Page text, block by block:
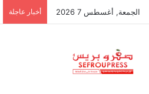
الجمعة, أغسطس 7 2026 أخبار عاجلة